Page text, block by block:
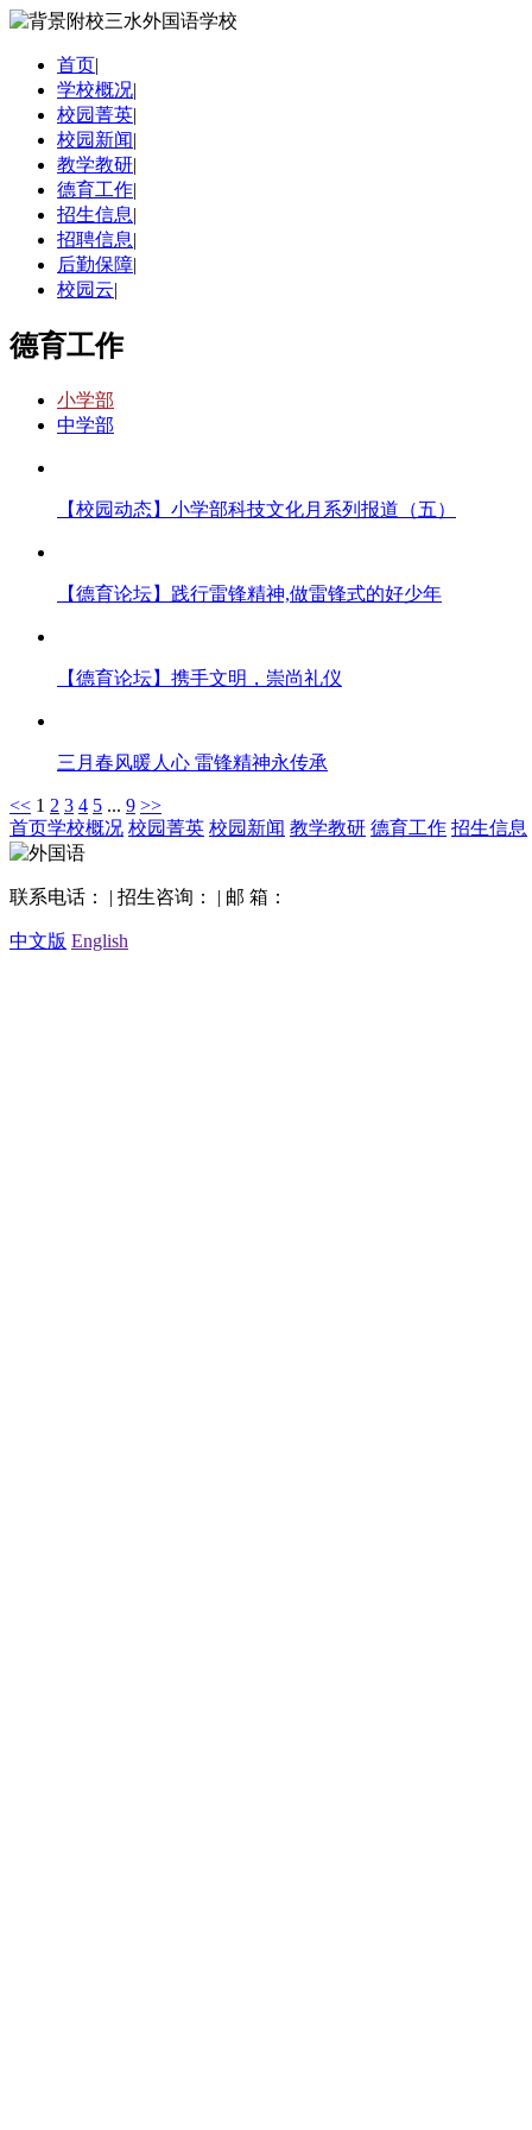
首页|
学校概况|
校园菁英|
校园新闻|
教学教研|
德育工作|
招生信息|
招聘信息|
后勤保障|
校园云|
德育工作
小学部
中学部
【校园动态】小学部科技文化月系列报道（五）
【德育论坛】践行雷锋精神,做雷锋式的好少年
【德育论坛】携手文明，崇尚礼仪
三月春风暖人心 雷锋精神永传承
<< 1 2 3 4 5 ... 9 >>
首页学校概况 校园菁英 校园新闻 教学教研 德育工作 招生信息
联系电话： | 招生咨询： | 邮 箱：
中文版 English